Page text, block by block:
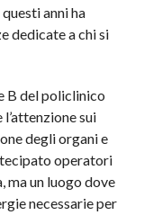
anni ha
dedicate a chi si
B del policlinico
sui
degli organi e
operatori
ma un luogo dove
necessarie per